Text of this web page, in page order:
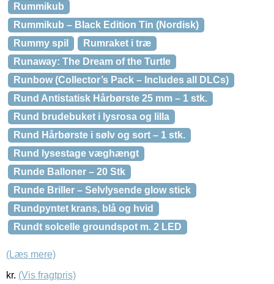
Rummikub
Rummikub – Black Edition Tin (Nordisk)
Rummy spil
Rumraket i træ
Runaway: The Dream of the Turtle
Runbow (Collector’s Pack – Includes all DLCs)
Rund Antistatisk Hårbørste 25 mm – 1 stk.
Rund brudebuket i lysrosa og lilla
Rund Hårbørste i sølv og sort – 1 stk.
Rund lysestage væghængt
Runde Balloner – 20 Stk
Runde Briller – Selvlysende glow stick
Rundpyntet krans, blå og hvid
Rundt solcelle groundspot m. 2 LED
(Læs mere)
kr. (Vis fragtpris)